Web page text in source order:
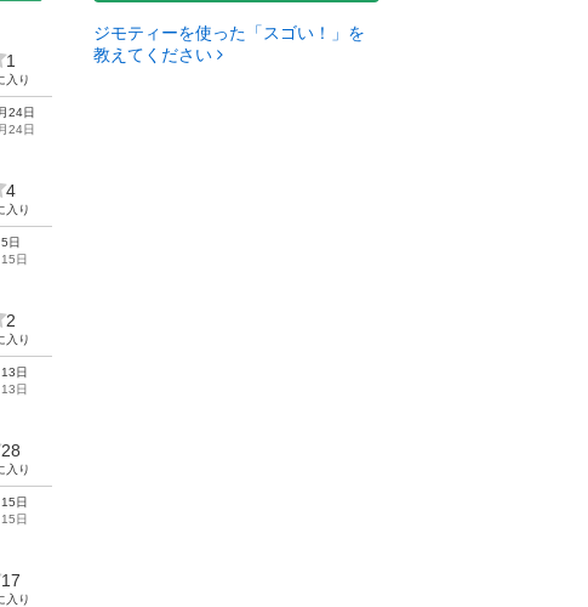
1
入り
24日
24日
4
入り
日
日
2
入り
日
日
28
入り
日
日
17
入り
ジモティーを使った「スゴい！」を
教えてください